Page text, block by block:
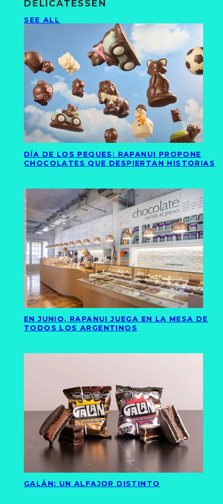
DELICATESSEN
SEE ALL
DÍA DE LOS PEQUES: RAPANUI PROPONE
CHOCOLATES QUE DESPIERTAN HISTORIAS
EN JUNIO, RAPANUI JUEGA EN LA MESA DE
TODOS LOS ARGENTINOS
GALÁN: UN ALFAJOR DISTINTO